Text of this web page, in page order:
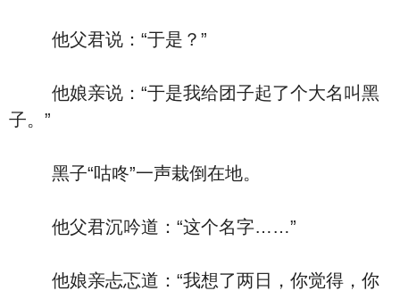
他父君说：“于是？”
他娘亲说：“于是我给团子起了个大名叫黑
子。”
黑子“咕咚”一声栽倒在地。
他父君沉吟道：“这个名字……”
他娘亲忐忑道：“我想了两日，你觉得，你